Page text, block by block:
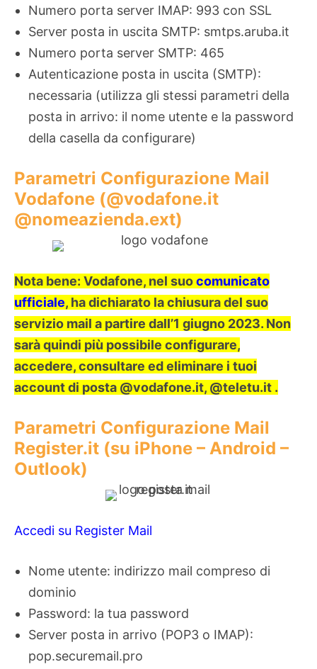
Numero porta server IMAP: 993 con SSL
Server posta in uscita SMTP: smtps.aruba.it
Numero porta server SMTP: 465
Autenticazione posta in uscita (SMTP):
necessaria (utilizza gli stessi parametri della
posta in arrivo: il nome utente e la password
della casella da configurare)
Parametri Configurazione Mail
Vodafone (@vodafone.it
@nomeazienda.ext)
Nota bene: Vodafone, nel suocomunicato
ufficiale, ha dichiarato la chiusura del suo
servizio mail a partire dall’1 giugno 2023. Non
sarà quindi più possibile configurare,
accedere, consultare ed eliminare i tuoi
account di posta @vodafone.it, @teletu.it .
Parametri Configurazione Mail
Register.it (su iPhone – Android –
Outlook)
Accedi su Register Mail
Nome utente: indirizzo mail compreso di
dominio
Password: la tua password
Server posta in arrivo (POP3 o IMAP):
pop.securemail.pro